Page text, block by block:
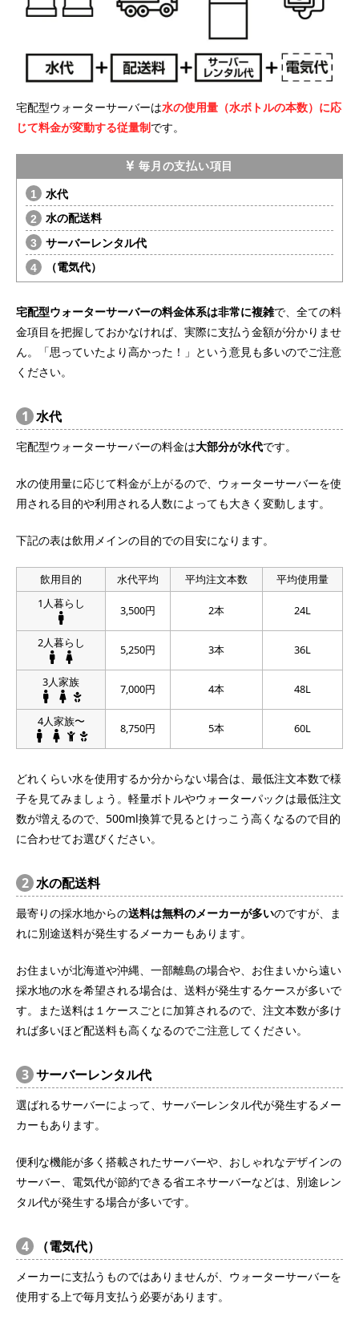
宅配型ウォーターサーバーは水の使用量（水ボトルの本数）に応
じて料金が変動する従量制です。
毎月の支払い項目
水代
水の配送料
サーバーレンタル代
（電気代）
宅配型ウォーターサーバーの料金体系は非常に複雑で、全ての料
金項目を把握しておかなければ、実際に支払う金額が分かりませ
ん。「思っていたより高かった！」という意見も多いのでご注意
ください。
1 水代
宅配型ウォーターサーバーの料金は大部分が水代です。
水の使用量に応じて料金が上がるので、ウォーターサーバーを使
用される目的や利用される人数によっても大きく変動します。
下記の表は飲用メインの目的での目安になります。
飲用目的 水代平均 平均注文本数
平均使用量
1人暮らし
3,500円 2本 24L
2人暮らし 5,250円 3本 36L
3人家族 7,000円 4本 48L
4人家族〜 8,750円 5本 60L
どれくらい水を使用するか分からない場合は、最低注文本数で様
子を見てみましょう。軽量ボトルやウォーターパックは最低注文
数が増えるので、500ml換算で見るとけっこう高くなるので目的
に合わせてお選びください。
2 水の配送料
最寄りの採水地からの送料は無料のメーカーが多いのですが、ま
れに別途送料が発生するメーカーもあります。
お住まいが北海道や沖縄、一部離島の場合や、お住まいから遠い
採水地の水を希望される場合は、送料が発生するケースが多いで
す。また送料は１ケースごとに加算されるので、注文本数が多け
れば多いほど配送料も高くなるのでご注意してください。
3 サーバーレンタル代
選ばれるサーバーによって、サーバーレンタル代が発生するメー
カーもあります。
便利な機能が多く搭載されたサーバーや、おしゃれなデザインの
サーバー、電気代が節約できる省エネサーバーなどは、別途レン
タル代が発生する場合が多いです。
4 （電気代）
メーカーに支払うものではありませんが、ウォーターサーバーを
使用する上で毎月支払う必要があります。